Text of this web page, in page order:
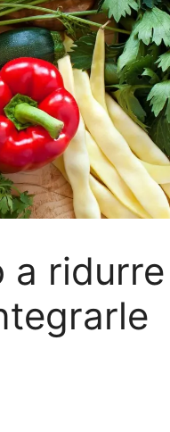
a ridurre